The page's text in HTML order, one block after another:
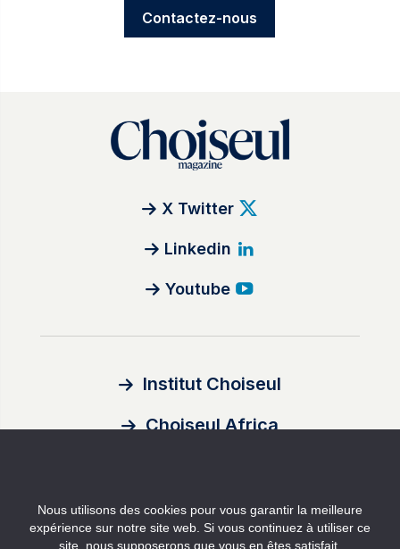
Contactez-nous
X Twitter
Linkedin
Youtube
Institut Choiseul
Choiseul Africa
Auteurs
Nous utilisons des cookies pour vous garantir la meilleure
expérience sur notre site web. Si vous continuez à utiliser ce
site, nous supposerons que vous en êtes satisfait.